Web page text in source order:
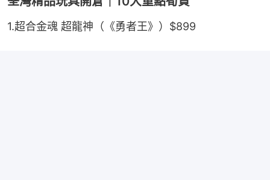
1.超合金魂 超龍神（《勇者王》）$899